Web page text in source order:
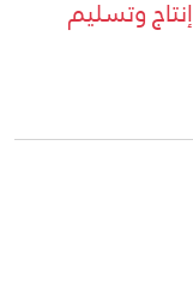
وتسليم